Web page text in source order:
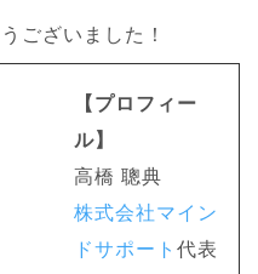
ございました！
【プロフィー
ル】
高橋 聰典
株式会社マイン
ドサポート 代表